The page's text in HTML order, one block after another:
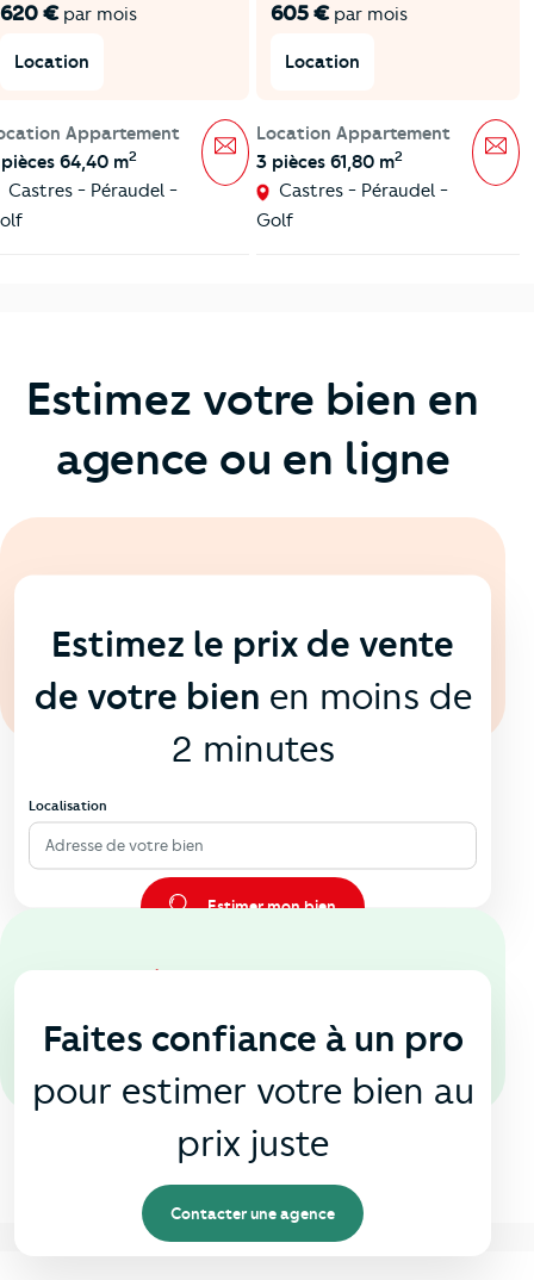
620 €par mois
Location
Appartement
64,40 m2
Castres - Péraudel -
Message
605 €par mois
Location
Location Appartement
3 pièces 61,80 m2
Castres - Péraudel -
Golf
Estimez votre bien en
agence ou en ligne
Estimez le prix de vente
de votre bien en moins de
2 minutes
Localisation
Adresse de votre bien
Estimer mon bien
En agence
Faites confiance à un pro
pour estimer votre bien au
prix juste
Contacter une agence